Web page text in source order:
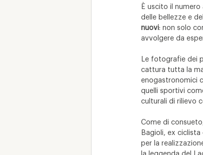
È uscito il
delle bellezze e
nuovi: non solo
avvolgere da
Le fotografie dei
cattura tutta la
enogastronomici
quelli sportivi
culturali di rilievo
Come di
Bagioli, ex
per la